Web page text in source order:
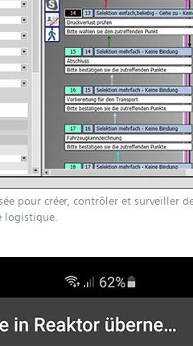
pour créer, contrôler et surveiller
logistique.